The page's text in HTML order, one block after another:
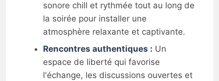
sonore chill et rythmée tout au long de
la soirée pour installer une
atmosphère relaxante et captivante.
Rencontres authentiques : Un
espace de liberté qui favorise
l'échange, les discussions ouvertes et